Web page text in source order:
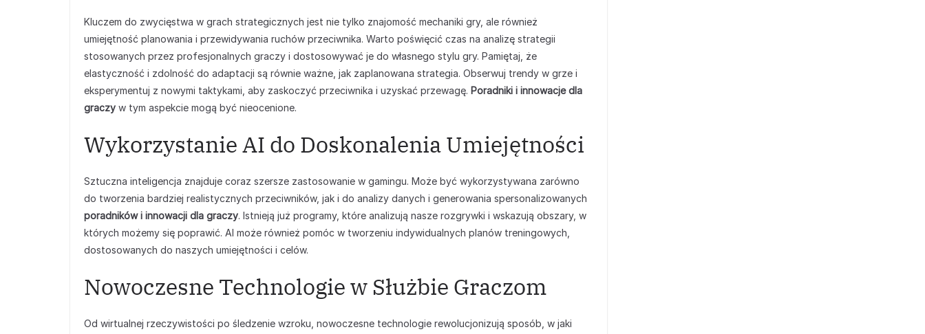
Kluczem do zwycięstwa w grach strategicznych jest nie tylko znajomość mechaniki gry, ale również
umiejętność planowania i przewidywania ruchów przeciwnika. Warto poświęcić czas na analizę strategii
stosowanych przez profesjonalnych graczy i dostosowywać je do własnego stylu gry. Pamiętaj, że
elastyczność i zdolność do adaptacji są równie ważne, jak zaplanowana strategia. Obserwuj trendy w grze i
eksperymentuj z nowymi taktykami, aby zaskoczyć przeciwnika i uzyskać przewagę. Poradniki i innowacje dla
graczy w tym aspekcie mogą być nieocenione.
Wykorzystanie AI do Doskonalenia Umiejętności
Sztuczna inteligencja znajduje coraz szersze zastosowanie w gamingu. Może być wykorzystywana zarówno
do tworzenia bardziej realistycznych przeciwników, jak i do analizy danych i generowania spersonalizowanych
poradników i innowacji dla graczy. Istnieją już programy, które analizują nasze rozgrywki i wskazują obszary, w
których możemy się poprawić. AI może również pomóc w tworzeniu indywidualnych planów treningowych,
dostosowanych do naszych umiejętności i celów.
Nowoczesne Technologie w Służbie Graczom
Od wirtualnej rzeczywistości po śledzenie wzroku, nowoczesne technologie rewolucjonizują sposób, w jaki